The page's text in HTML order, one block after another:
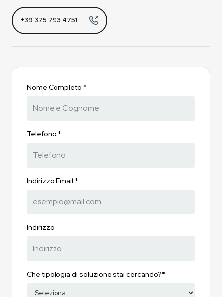
+39 375 793 4751
Nome Completo *
Telefono *
Indirizzo Email *
Indirizzo
Che tipologia di soluzione stai cercando?*